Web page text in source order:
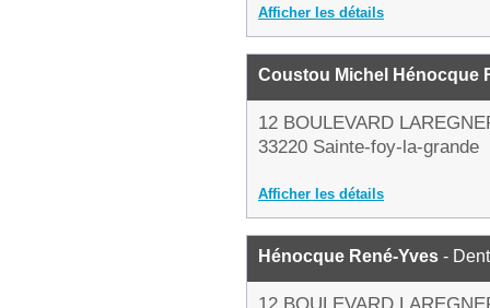
Afficher les détails
Coustou Michel Hénocque
12 BOULEVARD
33220 Sainte-foy-la-grande
Afficher les détails
Hénocque René-Yves -